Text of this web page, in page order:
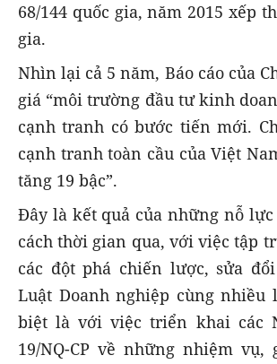
68/144 quốc gia, năm 2015 xếp
gia.
Nhìn lại cả 5 năm, Báo cáo của
giá “môi trường đầu tư kinh
cạnh tranh có bước tiến mới.
cạnh tranh toàn cầu của Việt
tăng 19 bậc”.
Đây là kết quả của những nỗ
cách thời gian qua, với việc tập
các đột phá chiến lược, sửa
Luật Doanh nghiệp cùng nhiều
biệt là với việc triển khai các
19/NQ-CP về những nhiệm vụ,